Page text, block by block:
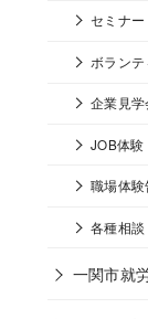
セミナー
ボランテ
企業見学
JOB体験
職場体験
各種相談
一関市就